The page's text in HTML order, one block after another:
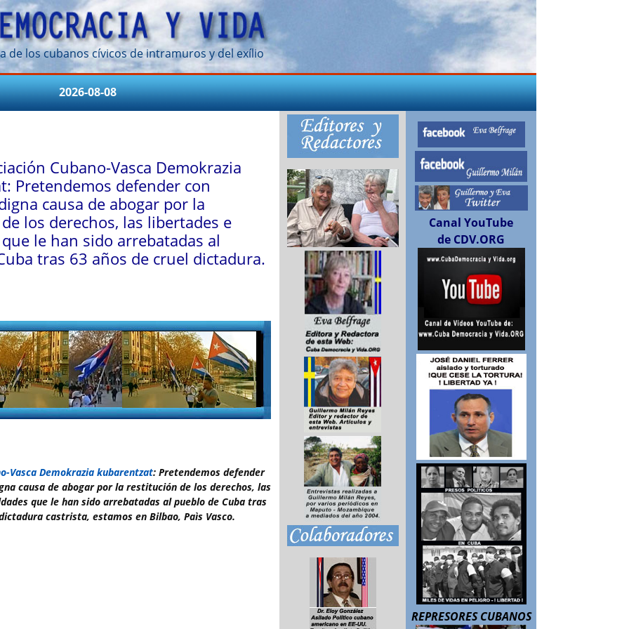
de los cubanos cívicos de intramuros y del exílio
2026-08-08
Cubano-Vasca Demokrazia
Pretendemos defender con
causa de abogar por la
los derechos, las libertades e
le han sido arrebatadas al
tras 63 años de cruel dictadura.
Vasca Demokrazia kubarentzat: Pretendemos defender
causa de abogar por la restitución de los derechos, las
que le han sido arrebatadas al pueblo de Cuba tras
castrista, estamos en Bilbao, Paìs Vasco.
Canal YouTube
de CDV.ORG
REPRESORES CUBANOS